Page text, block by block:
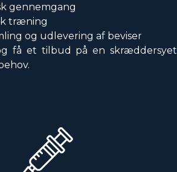
gennemgang
træning
og udlevering af beviser
få et tilbud på en skræddersyet